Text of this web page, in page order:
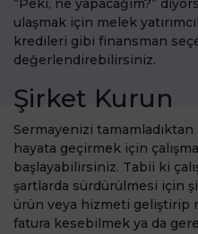
“Peki, ne yapacağım?”
ulaşmak için melek
kredileri gibi finansman
değerlendirebilirsiniz.
Şirket Kurun
Sermayenizi
hayata geçirmek için
başlayabilirsiniz. Tabii ki
şartlarda sürdürülmesi için
ürün veya hizmeti geliştirip
fatura kesebilmek ya da